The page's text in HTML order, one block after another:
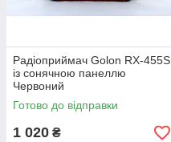
Радіоприймач Golon RX-455S
із сонячною панеллю
Червоний
Готово до відправки
1 020 ₴